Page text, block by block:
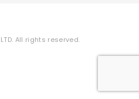
All rights reserved.